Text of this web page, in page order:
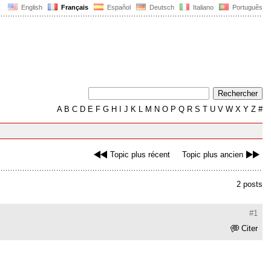
English Français Español Deutsch Italiano Português
AB C D E F G H J K L M N O P Q R S T U V W X Y Z #
Topic plus récent Topic plus ancien
2 posts
#1
Citer